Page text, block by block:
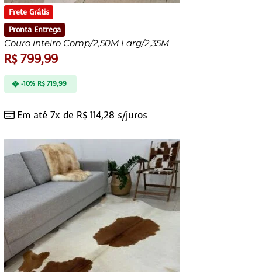
Frete Grátis
Pronta Entrega
Couro inteiro Comp/2,50M Larg/2,35M
R$799,99
Em até 7x de R$ 114,28 s/juros
-10% R$719,99